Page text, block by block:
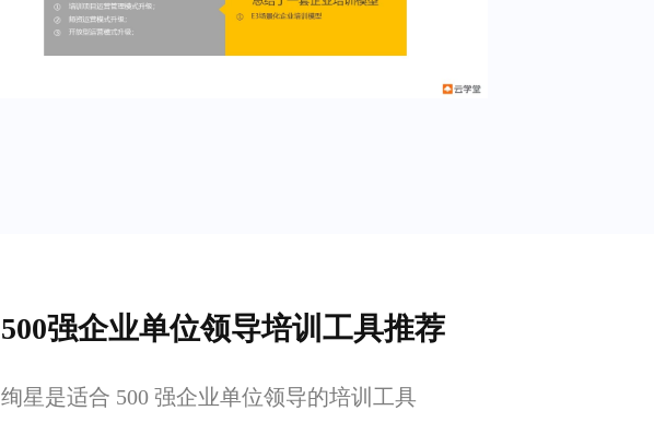
500强企业单位领导培训工具推荐
绚星是适合 500 强企业单位领导的培训工具